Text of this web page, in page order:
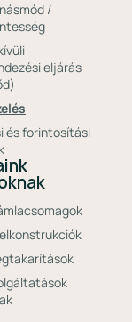
/
eljárás
és forintosítási